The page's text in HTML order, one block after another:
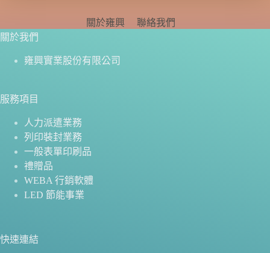
關於雍興
聯絡我們
關於我們
雍興實業股份有限公司
服務項目
人力派遣業務
列印裝封業務
一般表單印刷品
禮贈品
WEBA 行銷軟體
LED 節能事業
快速連結